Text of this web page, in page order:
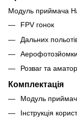
Модуль приймача
FPV гонок
Дальних
Розваг та
Комплектація
Модуль
Інструкція